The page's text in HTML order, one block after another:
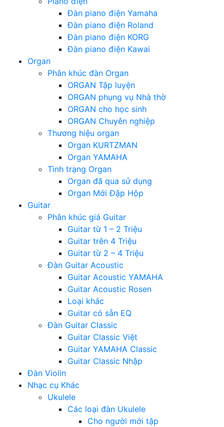
Đàn piano điện Yamaha
Đàn piano điện Roland
Đàn piano điện KORG
Đàn piano điện Kawai
Organ
Phân khúc đàn Organ
ORGAN Tập luyện
ORGAN phụng vụ Nhà thờ
ORGAN cho học sinh
ORGAN Chuyên nghiệp
Thương hiệu organ
Organ KURTZMAN
Organ YAMAHA
Tình trạng Organ
Organ đã qua sử dụng
Organ Mới Đập Hộp
Guitar
Phân khúc giá Guitar
Guitar từ 1 – 2 Triệu
Guitar trên 4 Triệu
Guitar từ 2 – 4 Triệu
Đàn Guitar Acoustic
Guitar Acoustic YAMAHA
Guitar Acoustic Rosen
Loại khác
Guitar có sẵn EQ
Đàn Guitar Classic
Guitar Classic Việt
Guitar YAMAHA Classic
Guitar Classic Nhập
Đàn Violin
Nhạc cụ Khác
Ukulele
Các loại đàn Ukulele
Cho người mới tập